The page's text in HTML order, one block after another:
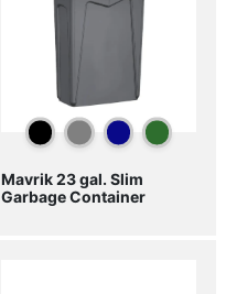
Mavrik 23 gal. Slim
Garbage Container